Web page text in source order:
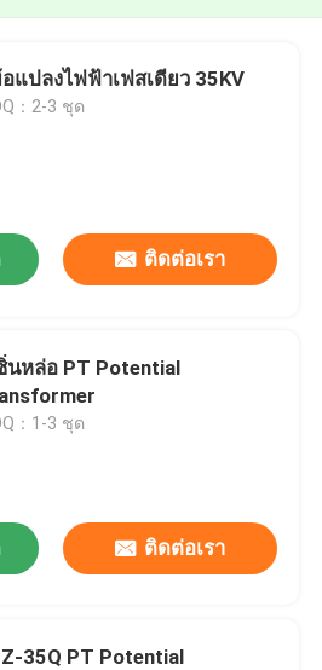
แปลงไฟฟ้าเฟสเดียว 35KV
：2-3 ชุด
ติดต่อเรา
นหล่อ PT Potential
：1-3 ชุด
ติดต่อเรา
35Q PT Potential